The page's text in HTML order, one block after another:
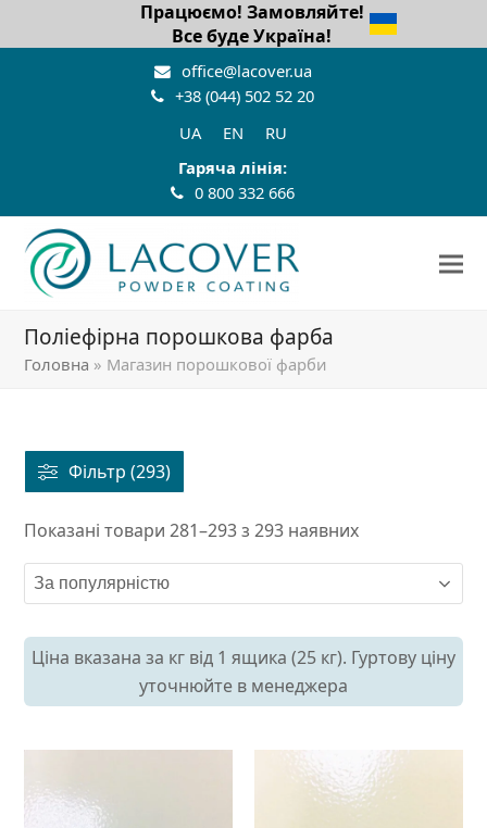
Працюємо! Замовляйте!
Все буде Україна!
office@lacover.ua
+38 (044) 502 52 20
UA
EN
RU
Гаряча лінія:
0 800 332 666
Поліефірна порошкова фарба
Головна » Магазин порошкової фарби
Фільтр (293)
Показані товари 281–293 з 293 наявних
Ціна вказана за кг від 1 ящика (25 кг). Гуртову ціну
уточнюйте в менеджера